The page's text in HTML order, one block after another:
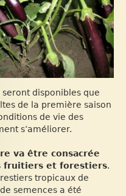
disponibles que
de la première saison
de vie des
s’améliorer.
va être consacrée
fruitiers et forestiers.
tropicaux de
semences a été